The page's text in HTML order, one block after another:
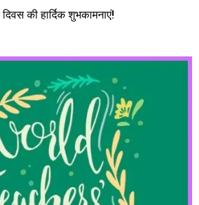
दिवस की हार्दिक शुभकामनाएं!